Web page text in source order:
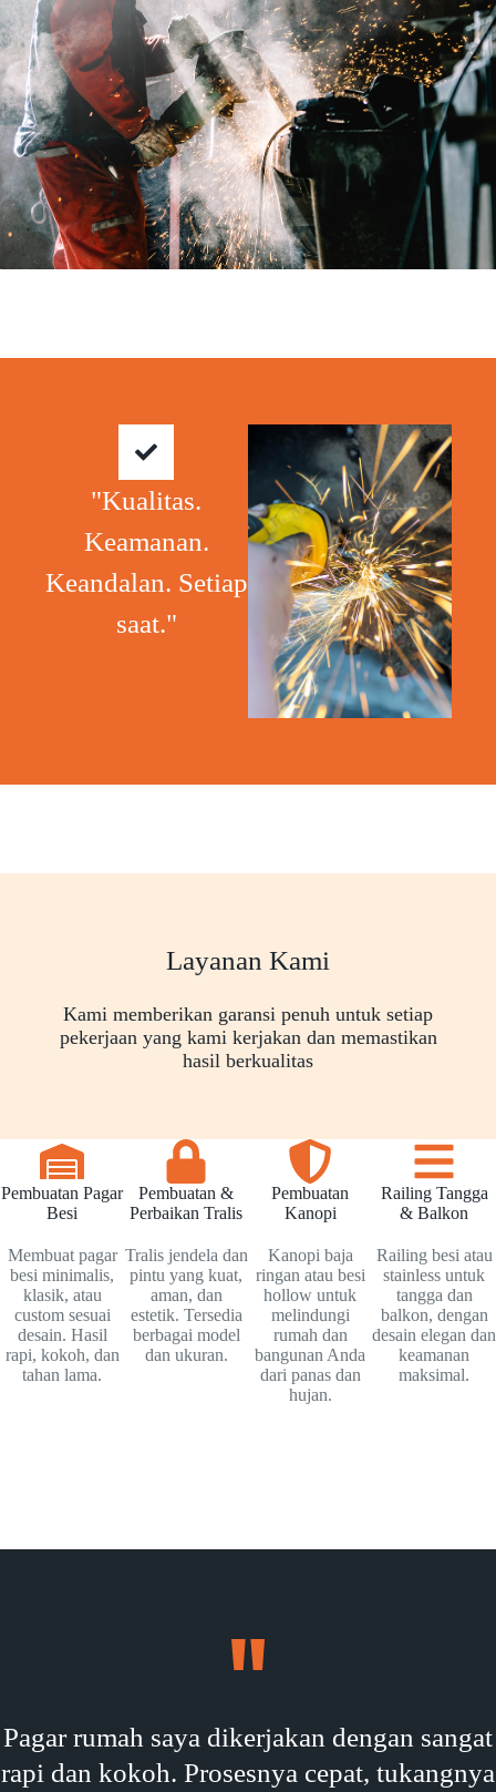
"Kualitas.
Keamanan.
Keandalan. Setiap
saat."
Layanan Kami
Kami memberikan garansi penuh untuk setiap
pekerjaan yang kami kerjakan dan memastikan
hasil berkualitas
Pembuatan Pagar
Besi
Membuat pagar
besi minimalis,
klasik, atau
custom sesuai
desain. Hasil
rapi, kokoh, dan
tahan lama.
Pembuatan &
Perbaikan Tralis
Tralis jendela dan
pintu yang kuat,
aman, dan
estetik. Tersedia
berbagai model
dan ukuran.
Pembuatan
Kanopi
Kanopi baja
ringan atau besi
hollow untuk
melindungi
rumah dan
bangunan Anda
dari panas dan
hujan.
Railing Tangga
& Balkon
Railing besi atau
stainless untuk
tangga dan
balkon, dengan
desain elegan dan
keamanan
maksimal.
Pagar rumah saya dikerjakan dengan sangat
rapi dan kokoh. Prosesnya cepat, tukangnya